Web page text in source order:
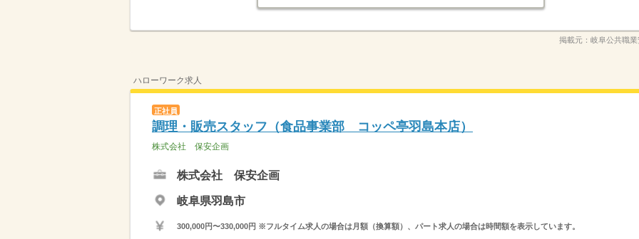
掲載元： 岐阜公共職
ハローワーク求人
正社員
調理・販売スタッフ（食品事業部 コッペ亭羽島本店）
株式会社 保安企画
株式会社 保安企画
岐阜県羽島市
300,000円〜330,000円 ※フルタイム求人の場合は月額（換算額）、パート求人の場合は時間額を表示しています。